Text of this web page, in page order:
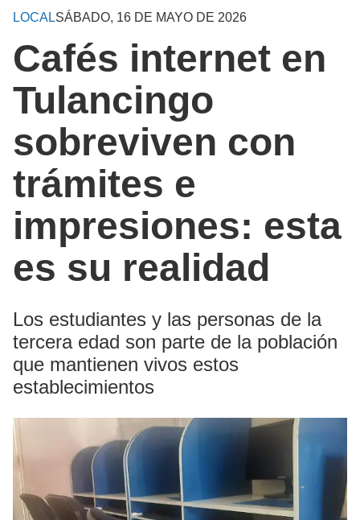
LOCALSÁBADO, 16 DE MAYO DE 2026
Cafés internet en
Tulancingo
sobreviven con
trámites e
impresiones: esta
es su realidad
Los estudiantes y las personas de la
tercera edad son parte de la población
que mantienen vivos estos
establecimientos